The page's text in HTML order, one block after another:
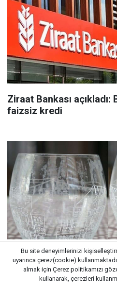
Ziraat Bankası açıkladı:
faizsiz kredi
Bardaklarda oluşan
kaldıran yöntem
Bu site deneyimlerinizi
uyarınca çerez(cookie)
almak için Çerez politikamızı
kullanarak, çerezleri